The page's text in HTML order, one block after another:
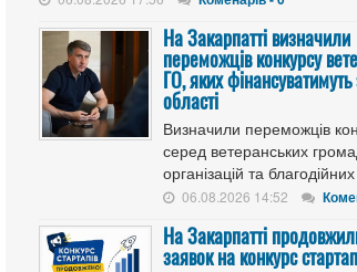
На Закарпатті визначили
переможців конкурсу
ГО, яких
області
Визначили переможців
серед ветеранських
організацій та
06.08.2026 14:52
На Закарпатті
заявок на конкурс